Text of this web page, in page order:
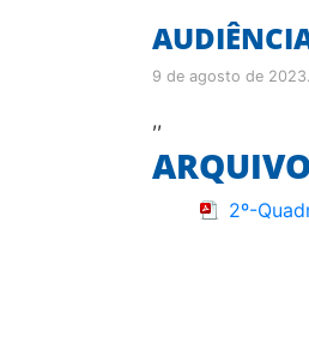
9 de agosto de 2023
,,
2º-